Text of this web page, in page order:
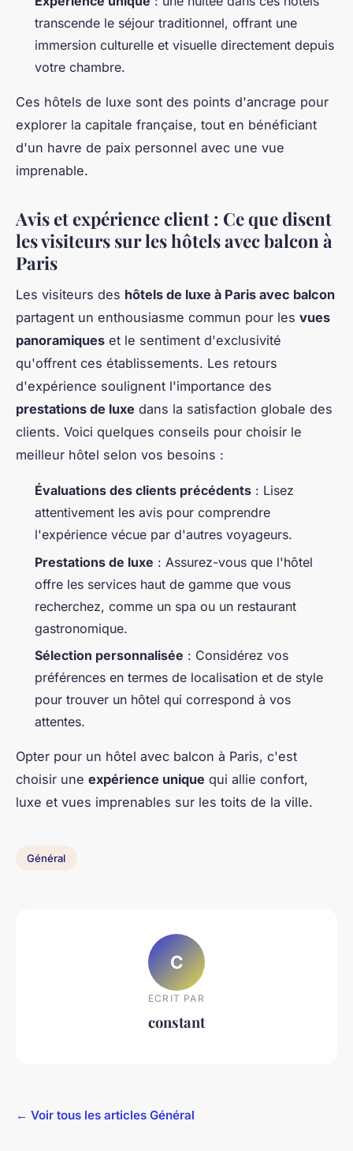
transcende le séjour traditionnel, offrant une
immersion culturelle et visuelle directement depuis
votre chambre.
Ces hôtels de luxe sont des points d'ancrage pour
explorer la capitale française, tout en bénéficiant
d'un havre de paix personnel avec une vue
imprenable.
Avis et expérience client : Ce que disent
les visiteurs sur les hôtels avec balcon à
Paris
Les visiteurs des hôtels de luxe à Paris avec balcon
partagent un enthousiasme commun pour les vues
panoramiques et le sentiment d'exclusivité
qu'offrent ces établissements. Les retours
d'expérience soulignent l'importance des
prestations de luxe dans la satisfaction globale des
clients. Voici quelques conseils pour choisir le
meilleur hôtel selon vos besoins :
Évaluations des clients précédents : Lisez
attentivement les avis pour comprendre
l'expérience vécue par d'autres voyageurs.
Prestations de luxe : Assurez-vous que l'hôtel
offre les services haut de gamme que vous
recherchez, comme un spa ou un restaurant
gastronomique.
Sélection personnalisée : Considérez vos
préférences en termes de localisation et de style
pour trouver un hôtel qui correspond à vos
attentes.
Opter pour un hôtel avec balcon à Paris, c'est
choisir une expérience unique qui allie confort,
luxe et vues imprenables sur les toits de la ville.
Général
C
ECRIT PAR
constant
← Voir tous les articles Général